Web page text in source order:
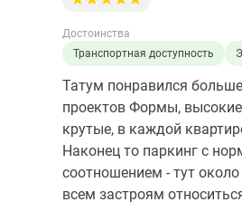
Достоинства
Транспортная доступность
Татум понравился больше
проектов Формы,
крутые, в каждой
Наконец то паркинг с
соотношением - тут
всем застроям